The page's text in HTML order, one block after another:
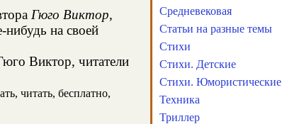
Гюго Виктор,
на своей
Виктор, читатели
читать, бесплатно,
Средневековая
Статьи на разные темы
Стихи
Стихи. Детские
Стихи. Юмористические
Техника
Триллер